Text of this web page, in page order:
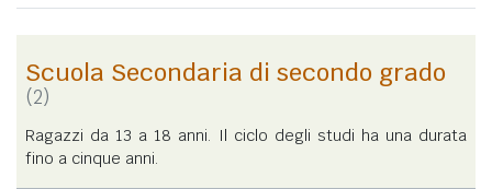
Scuola Secondaria di secondo grado
(2)
Ragazzi da 13 a 18 anni. Il ciclo degli studi ha una durata
fino a cinque anni.